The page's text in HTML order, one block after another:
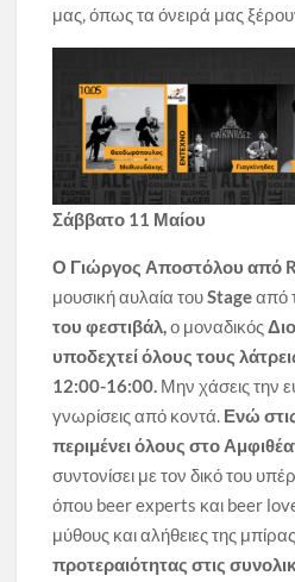
μας, όπως τα όνειρά μας
Σάββατο 11 Μαίου
Ο Γιώργος Αποστόλου από
μουσική αυλαία τουStageαπό
του φεστιβάλ,ο μοναδικός
υποδεχτεί όλους τους
12:00-16:00. Μην χάσεις την
γνωρίσεις από κοντά. Ενώ
περιμένει όλους στο
συντονίσει με τον δικό του
όπου beer experts και beer
μύθους και αλήθειες της
προτεραιότητας στις